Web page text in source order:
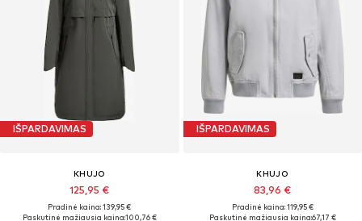
IŠPARDAVIMAS
KHUJO
125,95 €
Pradinė kaina: 139,95 €
Paskutinė mažiausia kaina:100,76 €
IŠPARDAVIMAS
KHUJO
83,96 €
Pradinė kaina: 119,95 €
Paskutinė mažiausia kaina:67,17 €